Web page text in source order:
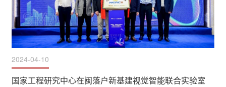
2024-04-10
国家工程研究中心在闽落户新基建视觉智能联合实验室